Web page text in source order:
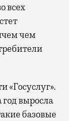
всех
чем
«Госуслуг».
выросла
базовые